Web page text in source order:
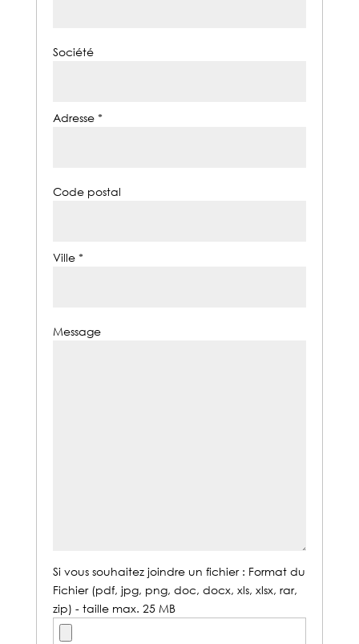
Société
Adresse *
Code postal
Ville *
Message
Si vous souhaitez joindre un fichier : Format du
Fichier (pdf, jpg, png, doc, docx, xls, xlsx, rar,
zip) - taille max. 25 MB